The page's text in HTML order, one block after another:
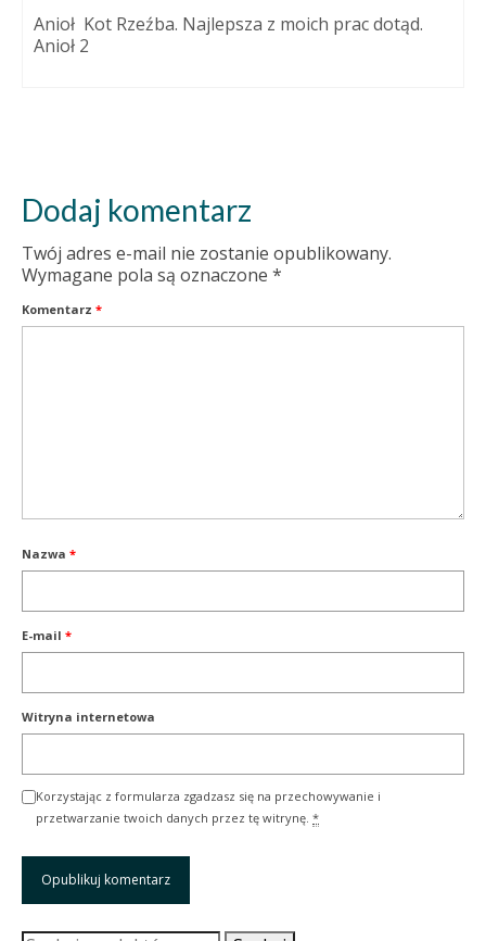
Anioł Kot Rzeźba. Najlepsza z moich prac dotąd.
Anioł 2
Dodaj komentarz
Twój adres e-mail nie zostanie opublikowany.
Wymagane pola są oznaczone *
Komentarz *
Nazwa *
E-mail *
Witryna internetowa
Korzystając z formularza zgadzasz się na przechowywanie i
przetwarzanie twoich danych przez tę witrynę. *